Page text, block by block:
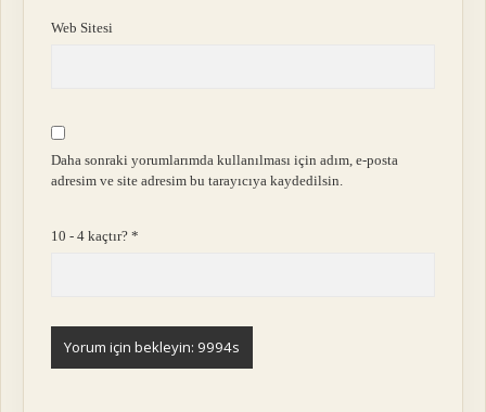
Web Sitesi
Daha sonraki yorumlarımda kullanılması için adım, e-posta
adresim ve site adresim bu tarayıcıya kaydedilsin.
10 - 4 kaçtır?*